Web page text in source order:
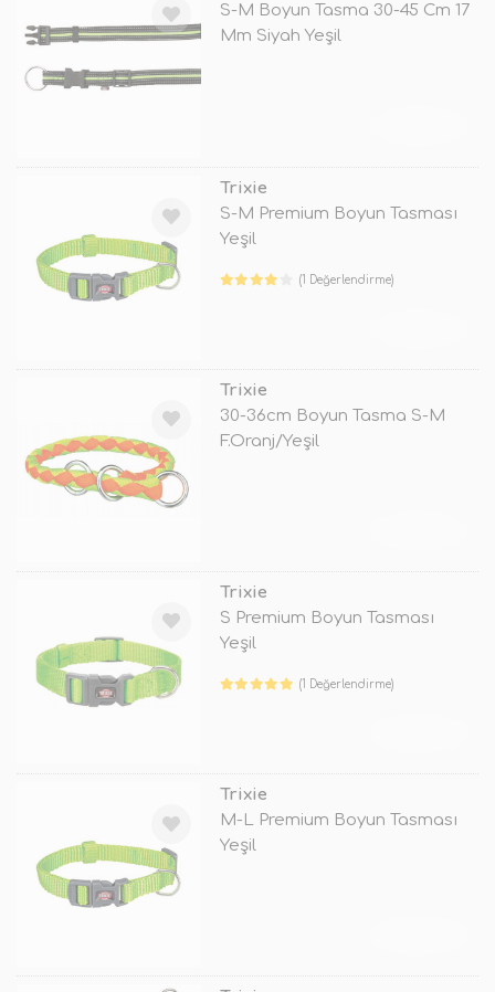
S-M Boyun Tasma 30-45 Cm 17
Mm Siyah Yeşil
Trixie
S-M Premium Boyun Tasması
Yeşil
(1 Değerlendirme)
Trixie
30-36cm Boyun Tasma S-M
F.Oranj/Yeşil
Trixie
S Premium Boyun Tasması
Yeşil
(1 Değerlendirme)
Trixie
M-L Premium Boyun Tasması
Yeşil